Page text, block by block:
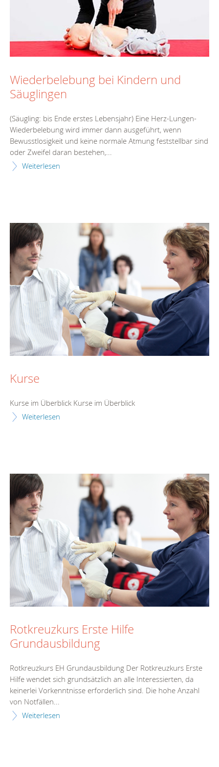
Wiederbelebung bei Kindern und
Säuglingen
(Säugling: bis Ende erstes Lebensjahr) Eine Herz-Lungen-
Wiederbelebung wird immer dann ausgeführt, wenn
Bewusstlosigkeit und keine normale Atmung feststellbar sind
oder Zweifel daran bestehen,...
Weiterlesen
Kurse
Kurse im Überblick Kurse im Überblick
Weiterlesen
Rotkreuzkurs Erste Hilfe
Grundausbildung
Rotkreuzkurs EH Grundausbildung Der Rotkreuzkurs Erste
Hilfe wendet sich grundsätzlich an alle Interessierten, da
keinerlei Vorkenntnisse erforderlich sind. Die hohe Anzahl
von Notfällen...
Weiterlesen